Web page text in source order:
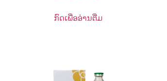
ກົດເພື່ອອ່ານຕື່ມ